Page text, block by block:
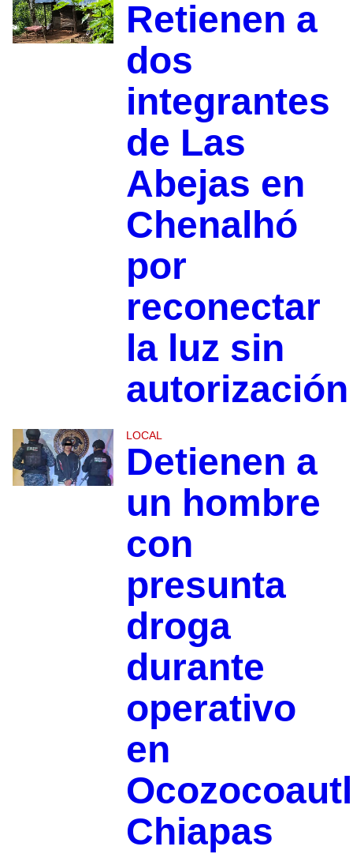
Retienen a
dos
integrantes
de Las
Abejas en
Chenalhó
por
reconectar
la luz sin
autorización
LOCAL
Detienen a
un hombre
con
presunta
droga
durante
operativo
en
Chiapas